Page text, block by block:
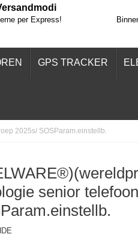
per Express!
GPS TRACKER
2025s/ SOSParam.einstellb.
senior